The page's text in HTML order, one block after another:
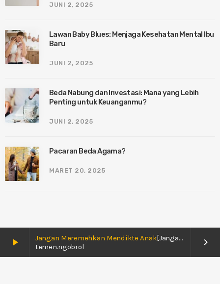
play_arrow Jangan Meremehkan Mendikte Anak[Jangan Meremehkan Mendikte Anak]
temen.ngobrol
keyboard_arrow_right
JUNI 2, 2025
Lawan Baby Blues: Menjaga Kesehatan Mental Ibu
Baru
JUNI 2, 2025
Beda Nabung dan Investasi: Mana yang Lebih
Penting untuk Keuanganmu?
JUNI 2, 2025
Pacaran Beda Agama?
MARET 20, 2025